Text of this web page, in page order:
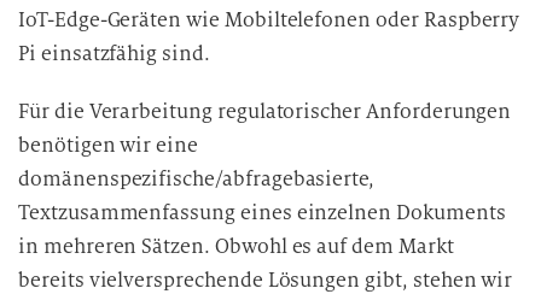
IoT-Edge-Geräten wie Mobiltelefonen oder Raspberry
Pi einsatzfähig sind.
Für die Verarbeitung regulatorischer Anforderungen
benötigen wir eine
domänenspezifische/abfragebasierte,
Textzusammenfassung eines einzelnen Dokuments
in mehreren Sätzen. Obwohl es auf dem Markt
bereits vielversprechende Lösungen gibt, stehen wir